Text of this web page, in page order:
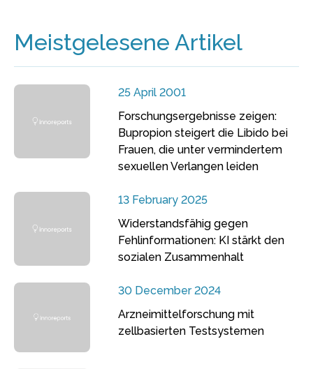
Meistgelesene Artikel
25 April 2001
Forschungsergebnisse zeigen:
Bupropion steigert die Libido bei
Frauen, die unter vermindertem
sexuellen Verlangen leiden
13 February 2025
Widerstandsfähig gegen
Fehlinformationen: KI stärkt den
sozialen Zusammenhalt
30 December 2024
Arzneimittelforschung mit
zellbasierten Testsystemen